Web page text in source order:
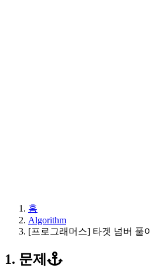
홈
Algorithm
[프로그래머스] 타겟 넘버 풀이
1. 문제